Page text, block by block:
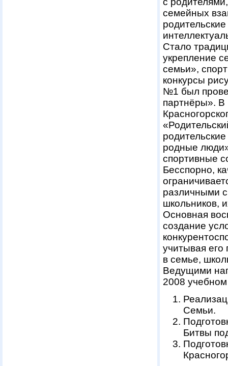
семейных
Стало
укрепление
семьи»,
конкурсы
№1 был
партнёры». В
родные
спортивные
Бесспорно,
различными
школьников,
Основная
создание
учитывая
в семье,
Ведущими
2008 учебном
Семьи.
Битвы